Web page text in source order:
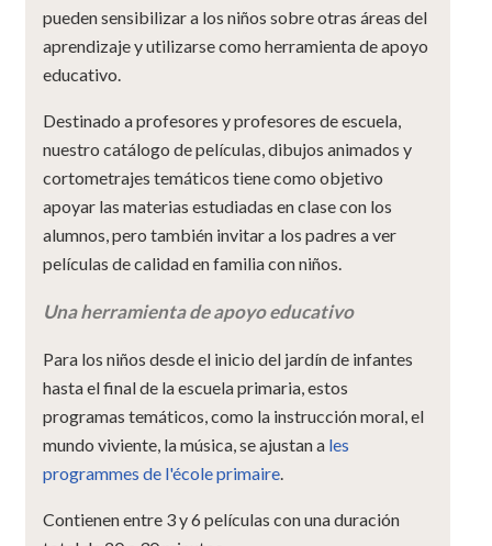
pueden sensibilizar a los niños sobre otras áreas del
aprendizaje y utilizarse como herramienta de apoyo
educativo.
Destinado a profesores y profesores de escuela,
nuestro catálogo de películas, dibujos animados y
cortometrajes temáticos tiene como objetivo
apoyar las materias estudiadas en clase con los
alumnos, pero también invitar a los padres a ver
películas de calidad en familia con niños.
Una herramienta de apoyo educativo
Para los niños desde el inicio del jardín de infantes
hasta el final de la escuela primaria, estos
programas temáticos, como la instrucción moral, el
mundo viviente, la música, se ajustan a les
programmes de l'école primaire
Contienen entre 3 y 6 películas con una duración